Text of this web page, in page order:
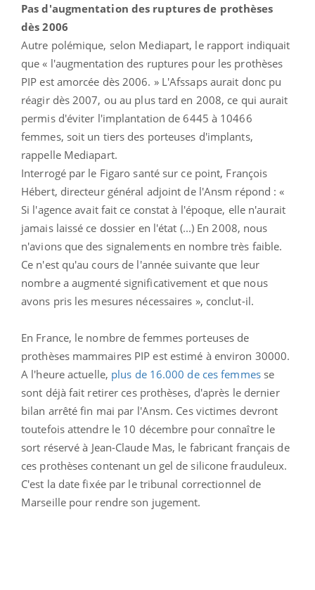
Pas d'augmentation des ruptures de prothèses
dès 2006
Autre polémique, selon Mediapart, le rapport indiquait
que « l'augmentation des ruptures pour les prothèses
PIP est amorcée dès 2006. » L'Afssaps aurait donc pu
réagir dès 2007, ou au plus tard en 2008, ce qui aurait
permis d'éviter l'implantation de 6445 à 10466
femmes, soit un tiers des porteuses d'implants,
rappelle Mediapart.
Interrogé par le Figaro santé sur ce point, François
Hébert, directeur général adjoint de l'Ansm répond : «
Si l'agence avait fait ce constat à l'époque, elle n'aurait
jamais laissé ce dossier en l'état (...) En 2008, nous
n'avions que des signalements en nombre très faible.
Ce n'est qu'au cours de l'année suivante que leur
nombre a augmenté significativement et que nous
avons pris les mesures nécessaires », conclut-il.
En France, le nombre de femmes porteuses de
prothèses mammaires PIP est estimé à environ 30000.
A l'heure actuelle, plus de 16.000 de ces femmesse
sont déjà fait retirer ces prothèses, d'après le dernier
bilan arrêté fin mai par l'Ansm. Ces victimes devront
toutefois attendre le 10 décembre pour connaître le
sort réservé à Jean-Claude Mas, le fabricant français de
ces prothèses contenant un gel de silicone frauduleux.
C'est la date fixée par le tribunal correctionnel de
Marseille pour rendre son jugement.